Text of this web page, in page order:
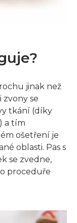
jinak než
zvony se
tkání (díky
a tím
ošetření je
oblasti. Pas s
se zvedne,
proceduře